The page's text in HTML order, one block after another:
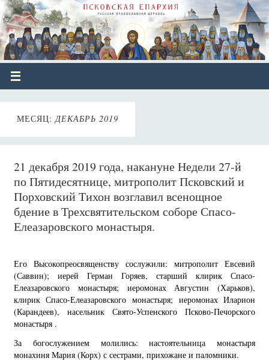
МЕСЯЦ:ДЕКАБРЬ 2019
21 декабря 2019 года, накануне Недели 27-й
по Пятидесятнице, митрополит Псковский и
Порховский Тихон возглавил всенощное
бдение в Трехсвятительском соборе Спасо-
Елеазаровского монастыря.
Его Высокопреосвященству сослужили: митрополит Евсевий
(Саввин); иерей Герман Горяев, старший клирик Спасо-
Елеазаровского монастыря; иеромонах Августин (Харьков),
клирик Спасо-Елеазаровского монастыря; иеромонах Иларион
(Карандеев), насельник Свято-Успенского Псково-Печорского
монастыря .
За богослужением молились: настоятельница монастыря
монахиня Мария (Корх) с сестрами, прихожане и паломники.